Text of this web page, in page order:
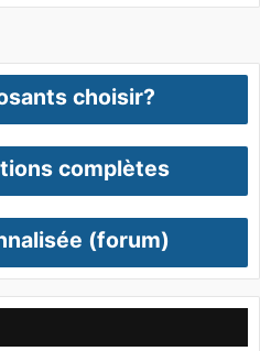
choisir?
complètes
(forum)